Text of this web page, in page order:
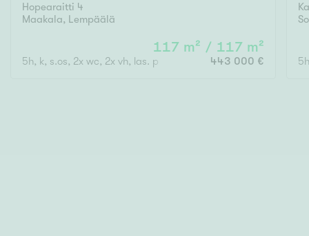
Hopearaitti 4
Maakala, Lempäälä
117 m² / 117 m²
5h, k, s.os, 2x wc, 2x vh, las. p 443 000 €